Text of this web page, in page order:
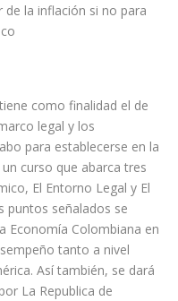
la inflación si no para
como finalidad el de
legal y los
para establecerse en la
curso que abarca tres
El Entorno Legal y El
puntos señalados se
Economía Colombiana en
tanto a nivel
Así también, se dará
La Republica de